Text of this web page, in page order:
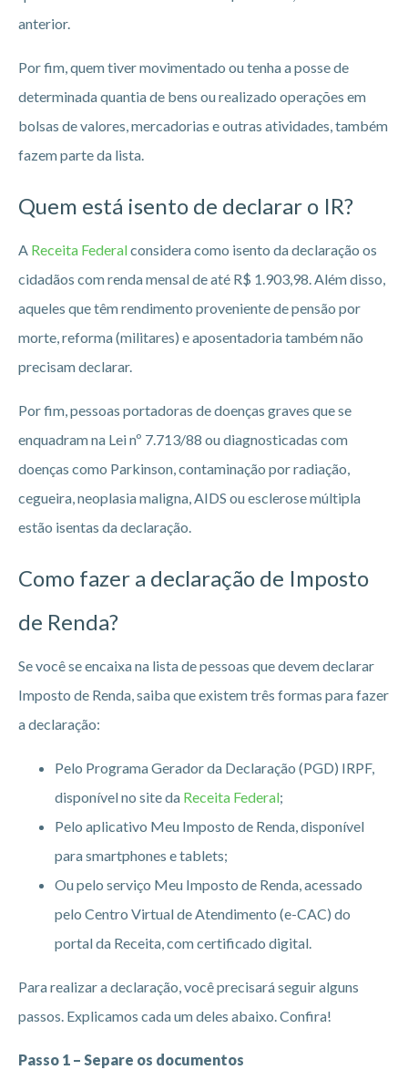
anterior.
Por fim, quem tiver movimentado ou tenha a posse de
determinada quantia de bens ou realizado operações em
bolsas de valores, mercadorias e outras atividades, também
fazem parte da lista.
Quem está isento de declarar o IR?
A Receita Federalconsidera como isento da declaração os
cidadãos com renda mensal de até R$ 1.903,98. Além disso,
aqueles que têm rendimento proveniente de pensão por
morte, reforma (militares) e aposentadoria também não
precisam declarar.
Por fim, pessoas portadoras de doenças graves que se
enquadram na Lei nº 7.713/88 ou diagnosticadas com
doenças como Parkinson, contaminação por radiação,
cegueira, neoplasia maligna, AIDS ou esclerose múltipla
estão isentas da declaração.
Como fazer a declaração de Imposto
de Renda?
Se você se encaixa na lista de pessoas que devem declarar
Imposto de Renda, saiba que existem três formas para fazer
a declaração:
Pelo Programa Gerador da Declaração (PGD) IRPF,
disponível no site da Receita Federal;
Pelo aplicativo Meu Imposto de Renda, disponível
para smartphones e tablets;
Ou pelo serviço Meu Imposto de Renda, acessado
pelo Centro Virtual de Atendimento (e-CAC) do
portal da Receita, com certificado digital.
Para realizar a declaração, você precisará seguir alguns
passos. Explicamos cada um deles abaixo. Confira!
Passo 1 – Separe os documentos